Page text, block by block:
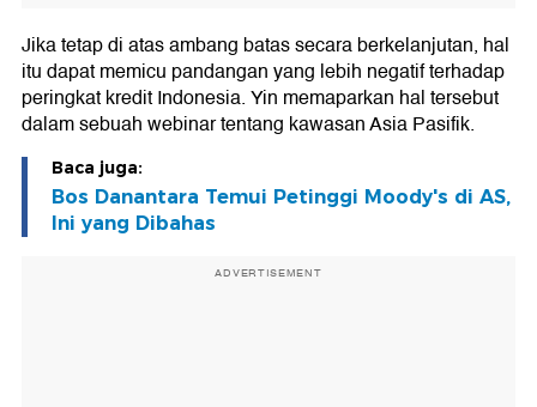
Jika tetap di atas ambang batas secara berkelanjutan, hal
itu dapat memicu pandangan yang lebih negatif terhadap
peringkat kredit Indonesia. Yin memaparkan hal tersebut
dalam sebuah webinar tentang kawasan Asia Pasifik.
Baca juga:
Bos Danantara Temui Petinggi Moody's di AS,
Ini yang Dibahas
ADVERTISEMENT